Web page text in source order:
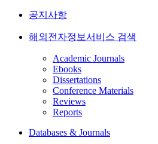
공지사항
해외전자정보서비스 검색
Academic Journals
Ebooks
Dissertations
Conference Materials
Reviews
Reports
Databases & Journals